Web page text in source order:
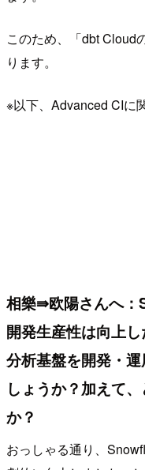
このため、「dbt Cloud
ります。
※以下、Advanced CIに
相樂⇛欧陽さんへ
開発生産性は向上
分析基盤を開発・
しょうか？加えて
か？
おっしゃる通り、